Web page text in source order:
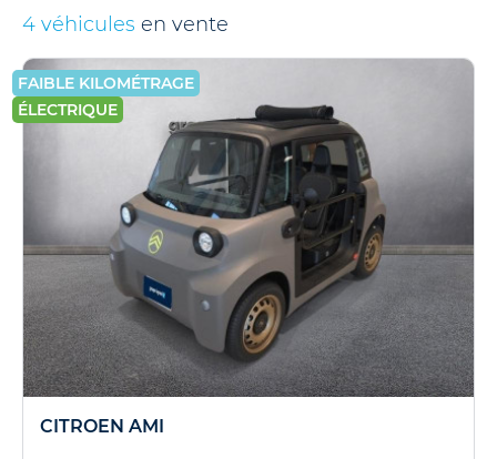
4 véhicules en vente
FAIBLE KILOMÉTRAGE
ÉLECTRIQUE
CITROEN AMI